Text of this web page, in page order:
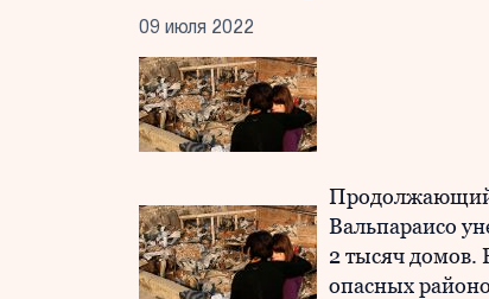
09 июля 2022
Вальпараисо
2 тысяч домов.
опасных